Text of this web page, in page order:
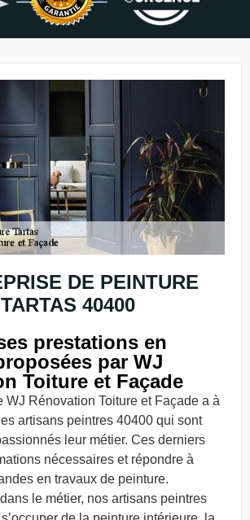
DE PEINTURE
TARTAS 40400
prestations en
par WJ
Toiture et Façade
WJ Rénovation Toiture et Façade a à
artisans peintres 40400 qui sont
leur métier. Ces derniers
nécessaires et répondre à
en travaux de peinture.
le métier, nos artisans peintres